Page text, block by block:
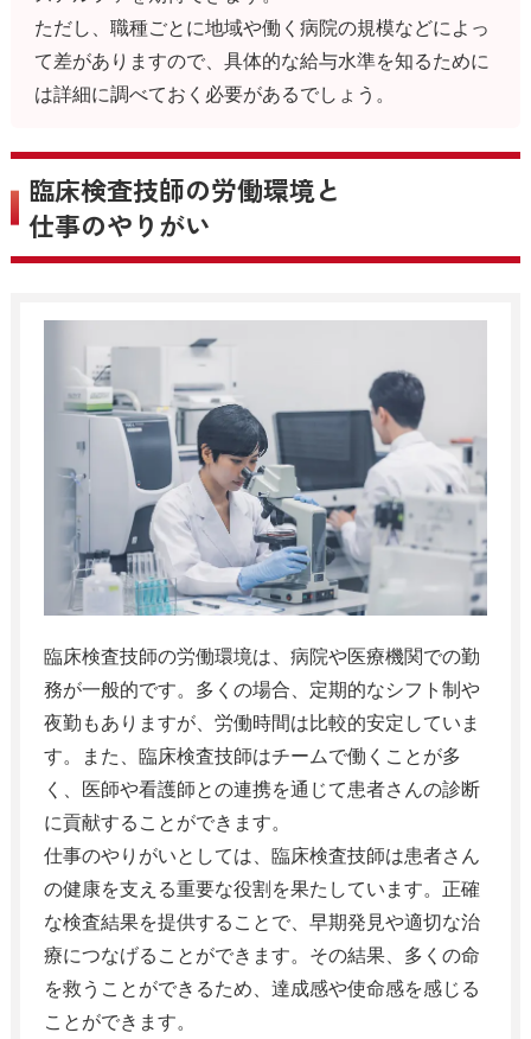
ただし、職種ごとに地域や働く病院の規模などによっ
て差がありますので、具体的な給与水準を知るために
は詳細に調べておく必要があるでしょう。
臨床検査技師の労働環境と
仕事のやりがい
臨床検査技師の労働環境は、病院や医療機関での勤
務が一般的です。多くの場合、定期的なシフト制や
夜勤もありますが、労働時間は比較的安定していま
す。また、臨床検査技師はチームで働くことが多
く、医師や看護師との連携を通じて患者さんの診断
に貢献することができます。
仕事のやりがいとしては、臨床検査技師は患者さん
の健康を支える重要な役割を果たしています。正確
な検査結果を提供することで、早期発見や適切な治
療につなげることができます。その結果、多くの命
を救うことができるため、達成感や使命感を感じる
ことができます。